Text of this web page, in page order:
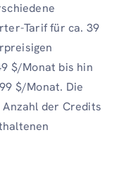
Tarif für ca. 39
$/Monat bis hin
$/Monat. Die
der Credits